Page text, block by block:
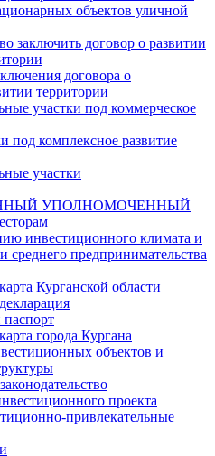
объектов уличной
заключить договор о развитии
договора о
территории
участки под коммерческое
под комплексное развитие
участки
УПОЛНОМОЧЕННЫЙ
инвестиционного климата и
среднего предпринимательства
Курганской области
города Кургана
объектов и
проекта
привлекательные